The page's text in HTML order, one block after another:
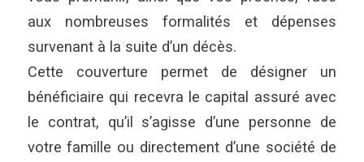
aux nombreuses formalités et dépenses
survenant à la suite d’un décès.
Cette couverture permet de désigner un
bénéficiaire qui recevra le capital assuré avec
le contrat, qu’il s’agisse d’une personne de
votre famille ou directement d’une société de